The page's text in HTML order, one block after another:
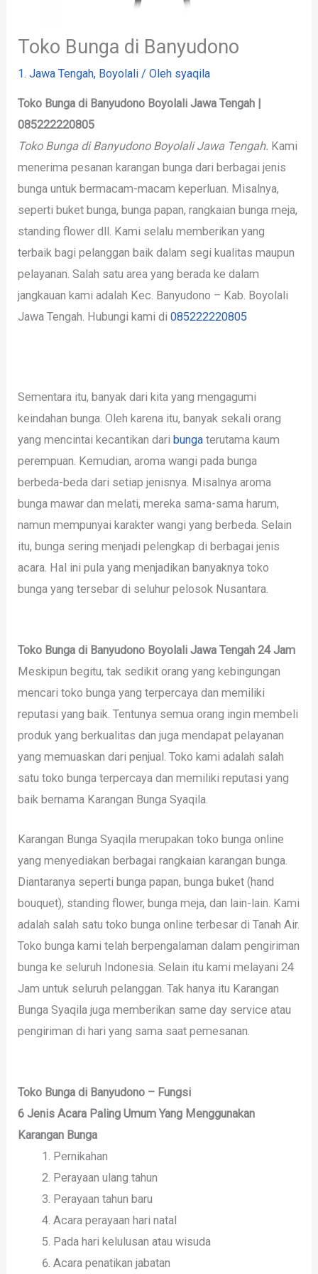
Toko Bunga di Banyudono
1. Jawa Tengah, Boyolali / Oleh syaqila
Toko Bunga di Banyudono Boyolali Jawa Tengah |
085222220805
Toko Bunga di Banyudono Boyolali Jawa Tengah. Kami
menerima pesanan karangan bunga dari berbagai jenis
bunga untuk bermacam-macam keperluan. Misalnya,
seperti buket bunga, bunga papan, rangkaian bunga meja,
standing flower dll. Kami selalu memberikan yang
terbaik bagi pelanggan baik dalam segi kualitas maupun
pelayanan. Salah satu area yang berada ke dalam
jangkauan kami adalah Kec. Banyudono – Kab. Boyolali
Jawa Tengah. Hubungi kami di085222220805
Sementara itu, banyak dari kita yang mengagumi
keindahan bunga. Oleh karena itu, banyak sekali orang
yang mencintai kecantikan dari bunga terutama kaum
perempuan. Kemudian, aroma wangi pada bunga
berbeda-beda dari setiap jenisnya. Misalnya aroma
bunga mawar dan melati, mereka sama-sama harum,
namun mempunyai karakter wangi yang berbeda. Selain
itu, bunga sering menjadi pelengkap di berbagai jenis
acara. Hal ini pula yang menjadikan banyaknya toko
bunga yang tersebar di seluhur pelosok Nusantara.
Toko Bunga di Banyudono Boyolali Jawa Tengah 24 Jam
Meskipun begitu, tak sedikit orang yang kebingungan
mencari toko bunga yang terpercaya dan memiliki
reputasi yang baik. Tentunya semua orang ingin membeli
produk yang berkualitas dan juga mendapat pelayanan
yang memuaskan dari penjual. Toko kami adalah salah
satu toko bunga terpercaya dan memiliki reputasi yang
baik bernama Karangan Bunga Syaqila.
Karangan Bunga Syaqila merupakan toko bunga online
yang menyediakan berbagai rangkaian karangan bunga.
Diantaranya seperti bunga papan, bunga buket (hand
bouquet), standing flower, bunga meja, dan lain-lain. Kami
adalah salah satu toko bunga online terbesar di Tanah Air.
Toko bunga kami telah berpengalaman dalam pengiriman
bunga ke seluruh Indonesia. Selain itu kami melayani 24
Jam untuk seluruh pelanggan. Tak hanya itu Karangan
Bunga Syaqila juga memberikan same day service atau
pengiriman di hari yang sama saat pemesanan.
Toko Bunga di Banyudono – Fungsi
6 Jenis Acara Paling Umum Yang Menggunakan
Karangan Bunga
Pernikahan
Perayaan ulang tahun
Perayaan tahun baru
Acara perayaan hari natal
Pada hari kelulusan atau wisuda
Acara penatikan jabatan